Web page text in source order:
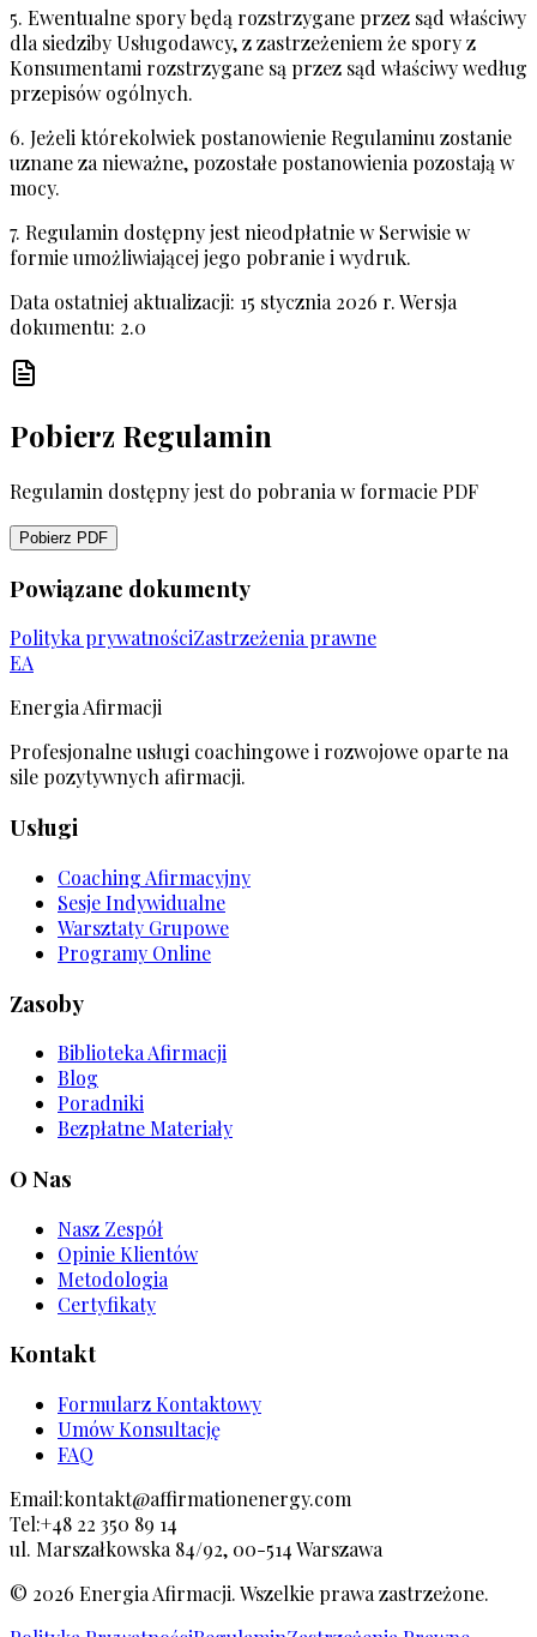
5. Ewentualne spory będą rozstrzygane przez sąd właściwy
dla siedziby Usługodawcy, z zastrzeżeniem że spory z
Konsumentami rozstrzygane są przez sąd właściwy według
przepisów ogólnych.
6. Jeżeli którekolwiek postanowienie Regulaminu zostanie
uznane za nieważne, pozostałe postanowienia pozostają w
mocy.
7. Regulamin dostępny jest nieodpłatnie w Serwisie w
formie umożliwiającej jego pobranie i wydruk.
Data ostatniej aktualizacji: 15 stycznia 2026 r. Wersja
dokumentu: 2.0
Pobierz Regulamin
Regulamin dostępny jest do pobrania w formacie PDF
Pobierz PDF
Powiązane dokumenty
Polityka prywatnościZastrzeżenia prawne
EA
Energia Afirmacji
Profesjonalne usługi coachingowe i rozwojowe oparte na
sile pozytywnych afirmacji.
Usługi
Coaching Afirmacyjny
Sesje Indywidualne
Warsztaty Grupowe
Programy Online
Zasoby
Biblioteka Afirmacji
Blog
Poradniki
Bezpłatne Materiały
O Nas
Nasz Zespół
Opinie Klientów
Metodologia
Certyfikaty
Kontakt
Formularz Kontaktowy
Umów Konsultację
FAQ
Email:kontakt@affirmationenergy.com
Tel:+48 22 350 89 14
ul. Marszałkowska 84/92, 00-514 Warszawa
© 2026 Energia Afirmacji. Wszelkie prawa zastrzeżone.